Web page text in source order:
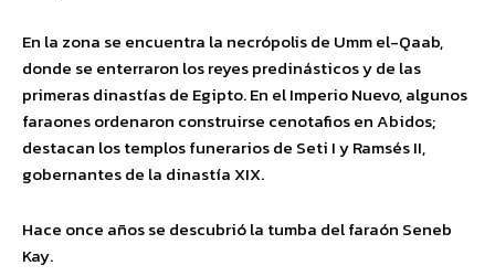
En la zona se encuentra la necrópolis de Umm el-Qaab,
donde se enterraron los reyes predinásticos y de las
primeras dinastías de Egipto. En el Imperio Nuevo, algunos
faraones ordenaron construirse cenotafios en Abidos;
destacan los templos funerarios de Seti I y Ramsés II,
gobernantes de la dinastía XIX.
Hace once años se descubrió la tumba del faraón Seneb
Kay.